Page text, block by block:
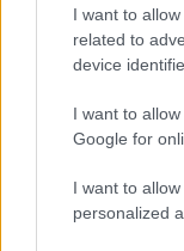
I want to
related to
device
I want to
Google for
I want to
personalized
Ο Διοικητής
Σαράντος
νέος μας
μέρος μιας
καθημερινά
ανακούφιση